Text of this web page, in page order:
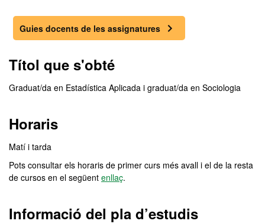
Grau en Estadística
Guies docents de les assignatures
Títol que s'obté
Graduat/da en Estadística Aplicada i graduat/da en Sociologia
Horaris
Matí i tarda
Pots consultar els horaris de primer curs més avall i el de la resta
de cursos en el següent enllaç.
Informació del pla d’estudis